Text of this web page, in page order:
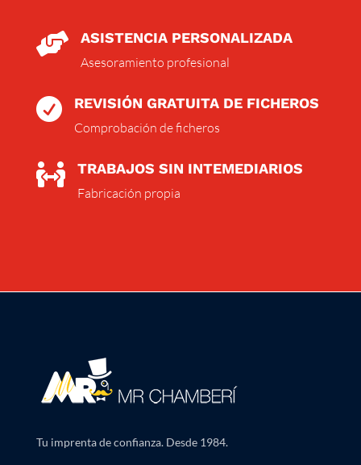
 ASISTENCIA PERSONALIZADA
Asesoramiento profesional
 REVISIÓN GRATUITA DE FICHEROS
Comprobación de ficheros
 TRABAJOS SIN INTEMEDIARIOS
Fabricación propia
Tu imprenta de confianza. Desde 1984.